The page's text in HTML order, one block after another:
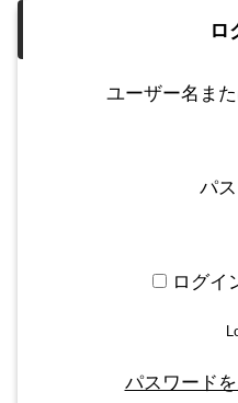
ロ
ユーザー名ま
パ
ログイ
パスワード